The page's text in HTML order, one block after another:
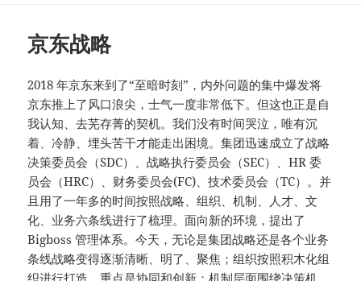
京东战略
2018 年京东来到了“至暗时刻”，内外问题的集中爆发将
京东推上了风口浪尖，士气一度非常低下。但这也正是自
我认知、去芜存菁的契机。我们没有时间哭泣，唯有沉
着、冷静、埋头苦干才能走出困境。集团迅速成立了战略
决策委员会（SDC）、战略执行委员会（SEC）、HR 委
员会（HRC）、财务委员会(FC)、技术委员会（TC）。并
且用了一年多的时间按照战略、组织、机制、人才、文
化、业务六条线进行了梳理。面向新的环境，提出了
Bigboss 管理体系。今天，无论是集团战略还是各个业务
条线战略变得逐渐清晰、明了、聚焦；组织按照积木化组